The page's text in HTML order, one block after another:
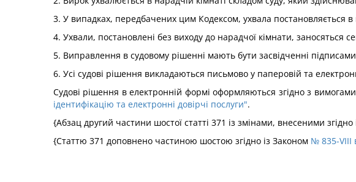
3. У випадках, передбачених цим Кодексом, ухвала постановляється
4. Ухвали, постановлені без виходу до нарадчої кімнати, заносяться
5. Виправлення в судовому рішенні мають бути засвідченні підписами
6. Усі судові рішення викладаються письмово у паперовій та
Судові рішення в електронній формі оформляються згідно з вимогами
ідентифікацію та електронні довірчі послуги".
{Абзац другий частини шостої статті 371 із змінами, внесеними згідно
{Статтю 371 доповнено частиною шостою згідно із Законом № 835-VIII